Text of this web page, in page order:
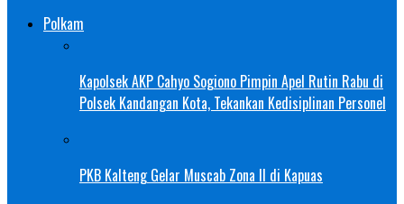
Polkam
Kapolsek AKP Cahyo Sogiono Pimpin Apel Rutin Rabu di
Polsek Kandangan Kota, Tekankan Kedisiplinan Personel
PKB Kalteng Gelar Muscab Zona II di Kapuas